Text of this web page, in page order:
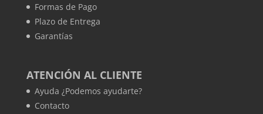
Formas de Pago
Plazo de Entrega
Garantías
ATENCIÓN AL CLIENTE
Ayuda ¿Podemos ayudarte?
Contacto